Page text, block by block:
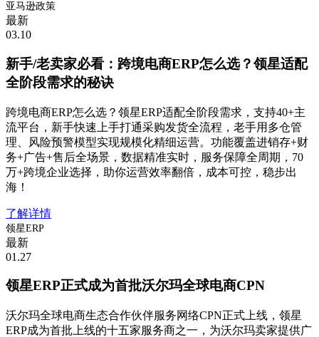
亚马逊政策
最新
03.10
新手/老卖家必看：跨境电商ERP怎么选？领星适配
全阶段需求的秘诀
跨境电商ERP怎么选？领星ERP适配全阶段需求，支持40+主
流平台，新手快速上手打通采购发货全流程，老手用多仓管
理、风险预警模型实现规模化精细运营。功能覆盖进销存+财
务+广告+售后全场景，数据精准实时，服务保障全周期，70
万+跨境企业选择，助你运营效率翻倍，成本可控，稳步出
海！
了解详情
领星ERP
最新
01.27
领星ERP正式成为首批沃尔玛全球电商CPN
沃尔玛全球电商生态合作伙伴服务网络CPN正式上线，领星
ERP成为首批上线的十五家服务商之一，为沃尔玛卖家提供广